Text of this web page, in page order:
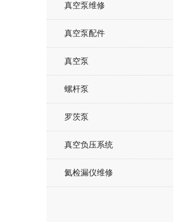
真空泵维修
真空泵配件
真空泵
螺杆泵
罗茨泵
真空负压系统
氦检漏仪维修